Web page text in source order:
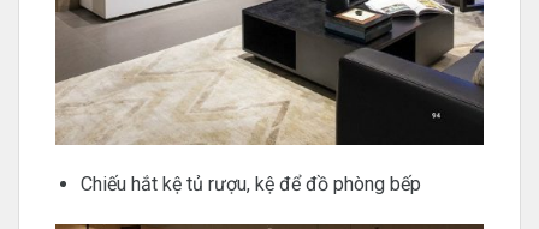
Chiếu hắt kệ tủ rượu, kệ để đồ phòng bếp